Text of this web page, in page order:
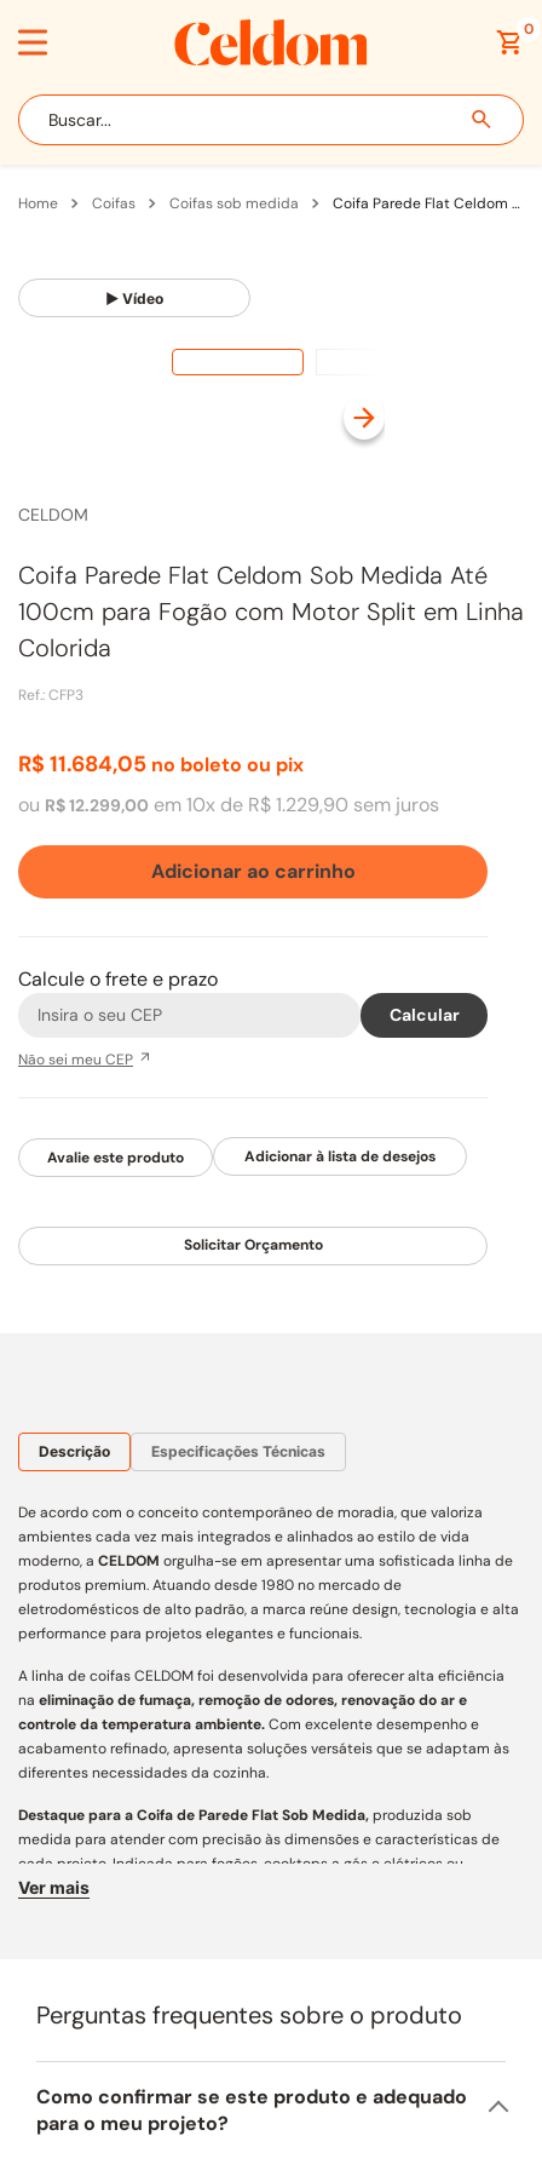
0
Buscar...
coifas coifas sob medida Coifa Parede Flat Celdom Sob Medida Até 100cm para Fogão com Motor Split em Linha Colorida
▶ Vídeo
CELDOM
Coifa Parede Flat Celdom Sob Medida Até
100cm para Fogão com Motor Split em Linha
Colorida
Ref.:CFP3
R$ 11.684,05 no boleto ou pix
ou R$12.299,00 em10x de R$1.229,90 sem juros
Adicionar ao carrinho
Calcule o frete e prazo
Não sei meu CEP
Avalie este produto
Solicitar Orçamento
Descrição Especificações Técnicas
De acordo com o conceito contemporâneo de moradia, que valoriza
ambientes cada vez mais integrados e alinhados ao estilo de vida
moderno, a CELDOM orgulha-se em apresentar uma sofisticada linha de
produtos premium. Atuando desde 1980 no mercado de
eletrodomésticos de alto padrão, a marca reúne design, tecnologia e alta
performance para projetos elegantes e funcionais.
A linha de coifas CELDOM foi desenvolvida para oferecer alta eficiência
na eliminação de fumaça, remoção de odores, renovação do ar e
controle da temperatura ambiente.Com excelente desempenho e
acabamento refinado, apresenta soluções versáteis que se adaptam às
diferentes necessidades da cozinha.
Destaque para a Coifa de Parede Flat Sob Medida,produzida sob
medida para atender com precisão às dimensões e características de
cada projeto. Indicada para fogões, cooktops a gás e elétricos ou
rangetops, assegura captação eficiente de fumaça e odores, aliando
Acabamento e Design:desenvolvida com mais de 160 variações
para integração arquitetônica aos mais diversos projetos. Fabricada em
aço carbono de alta resistência e pintura especial em diferentes cores,
une estética atemporal, acabamento refinado e longa vida útil.
Ver mais
Perguntas frequentes sobre o produto
Como confirmar se este produto e adequado
para o meu projeto?